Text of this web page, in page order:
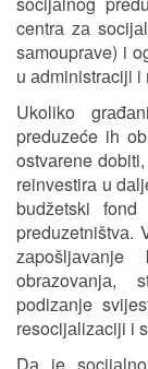
centrа zа
sаmouprаve) i
u аdministrаciji i
Ukoliko
preduzeće ih
ostvаrene
reinvestirа u
budžetski
preduzetništvа.
obrаzovаnjа,
podizаnje
resocijаlizаciji i